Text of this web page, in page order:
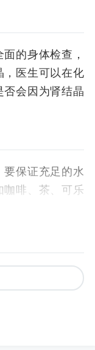
的身体检查，
，医生可以在化
会因为肾结晶
保证充足的水
咖啡、茶、可乐
和肉类等。
导致，主要包